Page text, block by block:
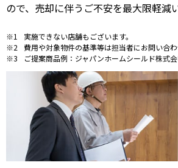
ので、売却に伴うご不安を最大限軽減
実施できない店舗もございます。
費用や対象物件の基準等は担当者にお問い合わ
ご提案商品例：ジャパンホームシールド株式